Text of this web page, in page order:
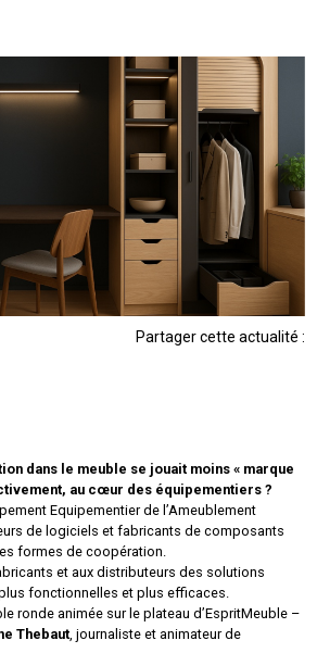
Partager cette actualité :
dans le meuble se jouait moins « marque
au cœur des équipementiers ?
Equipementier de l’Ameublement
de logiciels et fabricants de composants
formes de coopération.
et aux distributeurs des solutions
fonctionnelles et plus efficaces.
ronde animée sur le plateau d’EspritMeuble –
Thebaut, journaliste et animateur de